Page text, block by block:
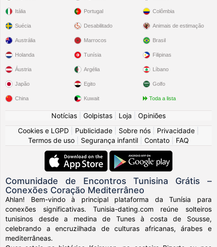
Itália
Suécia
Portugal
Desabilitado
Colômbia
Animais de estimação
Austrália
Holanda
Áustria
Japão
China
Marrocos
Tunísia
Argélia
Egito
Kuwait
Brasil
Filipinas
Líbano
Golfo
Toda a lista
Notícias Golpistas Loja
Opiniões
Cookies e LGPD
Publicidade Sobre nós Privacidade
Termos de uso
Segurança infantil Contato FAQ
Comunidade de Encontros Tunisina Grátis –
Conexões Coração Mediterrâneo
Ahlan! Bem-vindo à principal plataforma da Tunísia para
conexões significativas. Tunisia-dating.com reúne solteiros
tunisinos desde a medina de Tunes à costa de Sousse,
celebrando a encruzilhada de culturas africanas, árabes e
mediterrâneas.